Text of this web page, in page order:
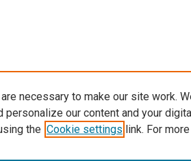
necessary to make our site work.
personalize our content and your
the Cookie settings link. For